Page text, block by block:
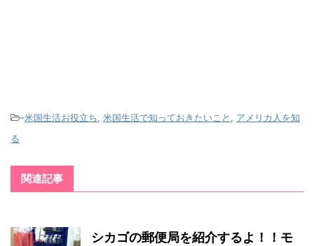
-米国生活お役立ち, 米国生活で知っておきたいこと , アメリカ人を知
る
関連記事
シカゴの郵便局を紹介するよ！！モ